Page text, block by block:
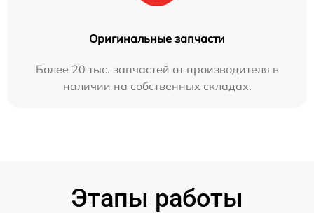
Оригинальные запчасти
Более 20 тыс. запчастей от производителя в
наличии на собственных складах.
Этапы работы